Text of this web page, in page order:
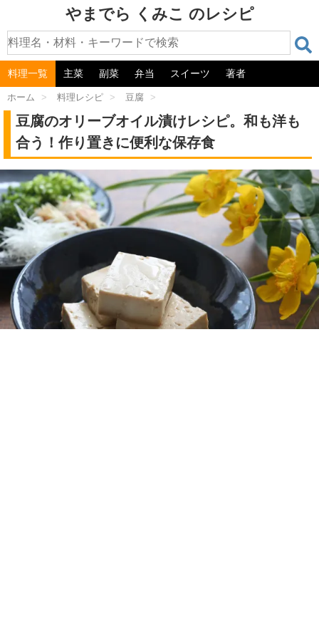
やまでら くみこ のレシピ
料理一覧 主菜 副菜 弁当 スイーツ 著者
ホーム > 料理レシピ > 豆腐 >
豆腐のオリーブオイル漬けレシピ。和も洋も
合う！作り置きに便利な保存食